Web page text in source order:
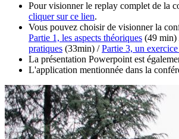
Pour visionner le replay complet de la
cliquer sur ce lien.
Vous pouvez choisir de visionner la
Partie 1, les aspects théoriques (49 min)
pratiques (33min) /Partie 3, un
La présentation Powerpoint est
L'application mentionnée dans la